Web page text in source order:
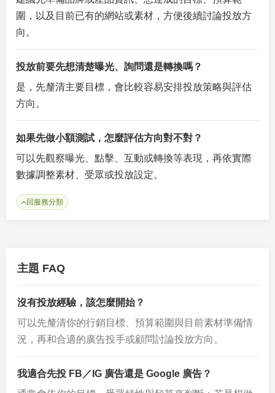
圍，以及目前已有的網站或素材，方便後續討論投放方
向。
投放前要先想清楚曝光、詢問還是轉換嗎？
是，先釐清主要目標，會比較容易安排投放策略與評估
方向。
如果先做小額測試，怎麼評估方向對不對？
可以先觀察曝光、點擊、互動或轉換等表現，再依實際
數據調整素材、受眾或投放設定。
回服務分類
主題 FAQ
沒有投放經驗，該怎麼開始？
可以先釐清你的行銷目標、預算範圍與目前素材準備情
況，再和合適的廣告投手或顧問討論投放方向。
我適合先投 FB／IG 廣告還是 Google 廣告？